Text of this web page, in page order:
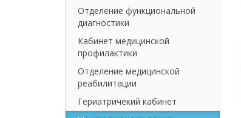
Отделение функциональной
диагностики
Кабинет медицинской
профилактики
Отделение медицинской
реабилитации
Гериатричекий кабинет